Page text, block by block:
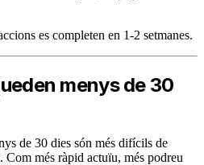
es completen en 1-2 setmanes.
menys de 30
de 30 dies són més difícils de
Com més ràpid actuïu, més podreu